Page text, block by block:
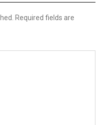
Required fields are